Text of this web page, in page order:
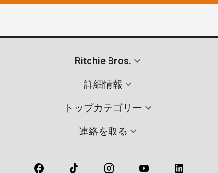
Ritchie Bros.
詳細情報
トップカテゴリー
連絡を取る